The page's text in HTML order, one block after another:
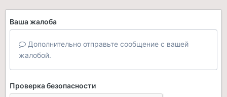
Ваша жалоба
Дополнительно отправьте сообщение с вашей
жалобой.
Проверка безопасности